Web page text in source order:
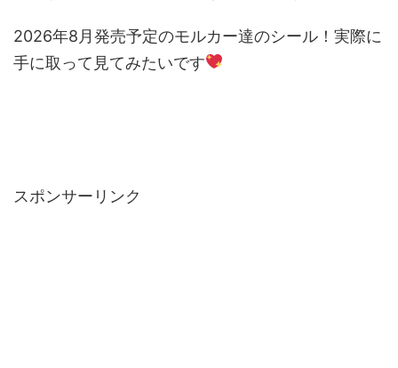
2026年8月発売予定のモルカー達のシール！実際に
手に取って見てみたいです
スポンサーリンク